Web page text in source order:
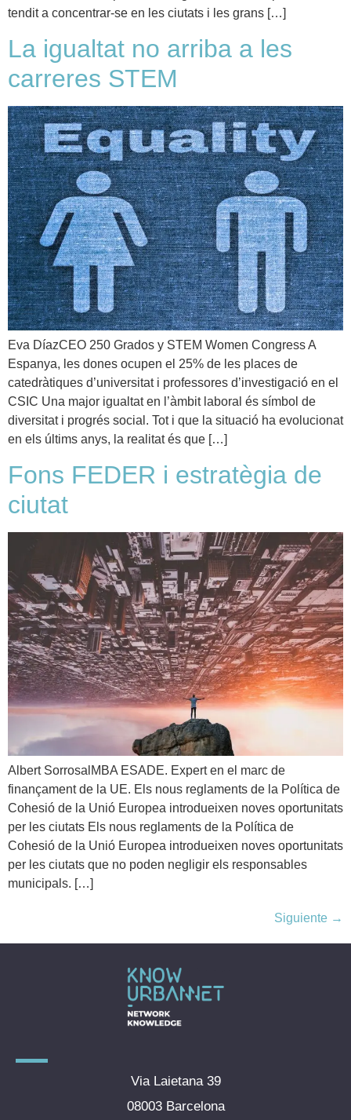
tendit a concentrar-se en les ciutats i les grans […]
La igualtat no arriba a les
carreres STEM
Eva DíazCEO 250 Grados y STEM Women Congress A
Espanya, les dones ocupen el 25% de les places de
catedràtiques d’universitat i professores d’investigació en el
CSIC Una major igualtat en l’àmbit laboral és símbol de
diversitat i progrés social. Tot i que la situació ha evolucionat
en els últims anys, la realitat és que […]
Fons FEDER i estratègia de
ciutat
Albert SorrosalMBA ESADE. Expert en el marc de
finançament de la UE. Els nous reglaments de la Política de
Cohesió de la Unió Europea introdueixen noves oportunitats
per les ciutats Els nous reglaments de la Política de
Cohesió de la Unió Europea introdueixen noves oportunitats
per les ciutats que no poden negligir els responsables
municipals. […]
Siguiente →
Via Laietana 39
08003 Barcelona